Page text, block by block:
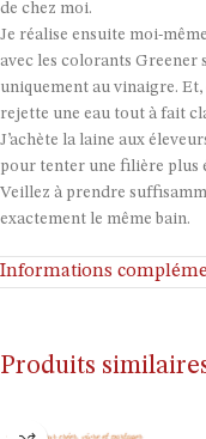
de chez moi.
Je réalise ensuite moi-
avec les colorants Greener
uniquement au vinaigre. Et,
rejette une eau tout à fait
J’achète la laine aux
pour tenter une filière plus
Veillez à prendre
exactement le même bain.
Informations
Produits